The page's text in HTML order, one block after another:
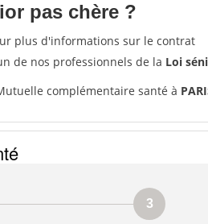
pas chère ?
plus d'informations sur le contrat
de nos professionnels de la Loi
complémentaire santé à